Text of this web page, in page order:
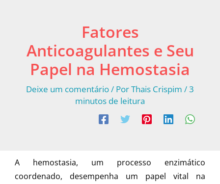
Fatores
Anticoagulantes e Seu
Papel na Hemostasia
Deixe um comentário/ PorThais Crispim /3
minutos de leitura
A hemostasia, um processo enzimático
coordenado, desempenha um papel vital na